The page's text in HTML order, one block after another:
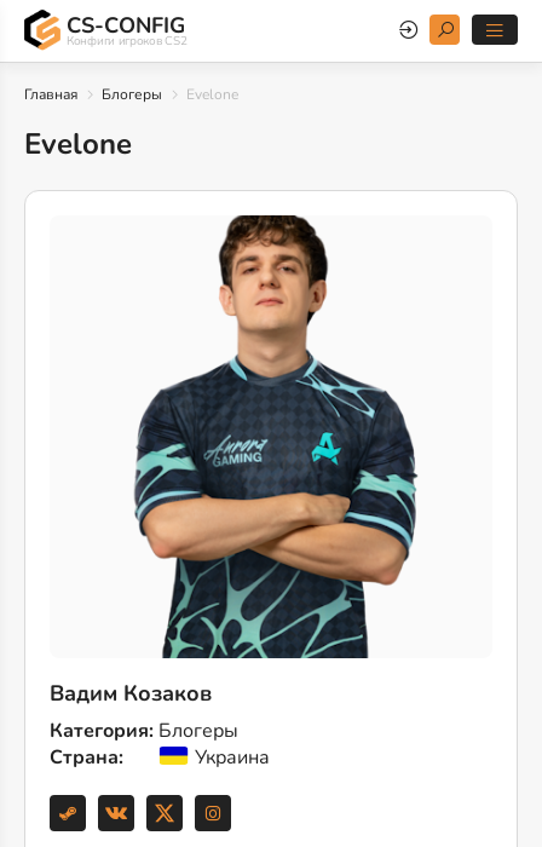
CS-CONFIG
Конфиги игроков CS2
Главная Блогеры Evelone
Evelone
Вадим Козаков
Категория: Блогеры
Страна:
Украина